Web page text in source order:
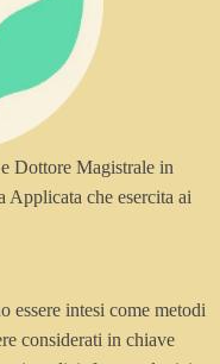
Dottore Magistrale in
Applicata che esercita ai
essere intesi come metodi
considerati in chiave